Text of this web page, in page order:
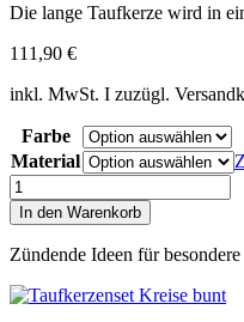
Die lange Taufkerze wird in
111,90 €
inkl. MwSt. I zuzügl.
Farbe
Material
Kerzenset
Sailing
Ship
Menge
In den Warenkorb
Zündende Ideen für